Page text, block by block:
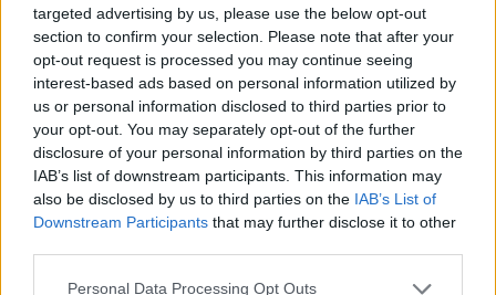
targeted advertising by us, please use the below opt-out
section to confirm your selection. Please note that after your
opt-out request is processed you may continue seeing
interest-based ads based on personal information utilized by
us or personal information disclosed to third parties prior to
your opt-out. You may separately opt-out of the further
disclosure of your personal information by third parties on the
IAB’s list of downstream participants. This information may
also be disclosed by us to third parties on the IAB’s List of
Downstream Participants that may further disclose it to other
Personal Data Processing Opt Outs